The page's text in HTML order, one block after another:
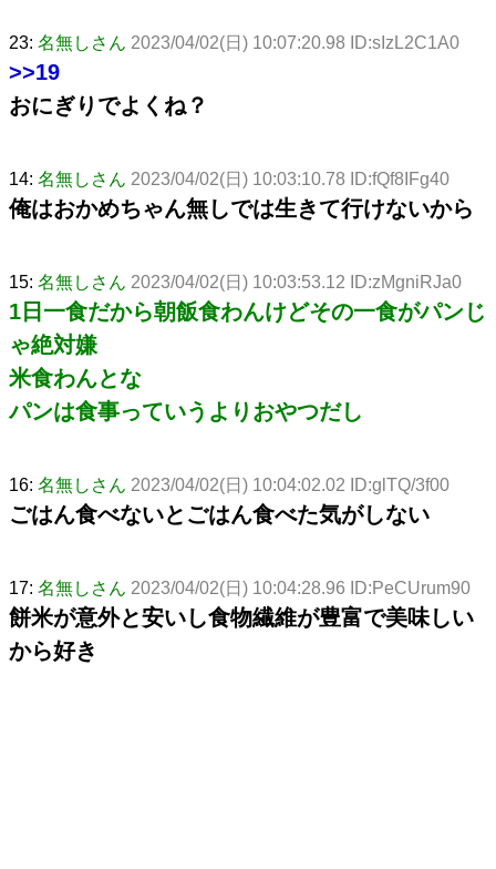
23: 名無しさん 2023/04/02(日) 10:07:20.98 ID:sIzL2C1A0
>>19
おにぎりでよくね？
14: 名無しさん 2023/04/02(日) 10:03:10.78 ID:fQf8IFg40
俺はおかめちゃん無しでは生きて行けないから
15: 名無しさん 2023/04/02(日) 10:03:53.12 ID:zMgniRJa0
1日一食だから朝飯食わんけどその一食がパンじ
ゃ絶対嫌
米食わんとな
パンは食事っていうよりおやつだし
16: 名無しさん 2023/04/02(日) 10:04:02.02 ID:glTQ/3f00
ごはん食べないとごはん食べた気がしない
17: 名無しさん 2023/04/02(日) 10:04:28.96 ID:PeCUrum90
餅米が意外と安いし食物繊維が豊富で美味しい
から好き